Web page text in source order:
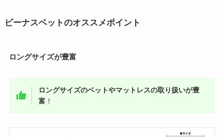
ビーナスベットのオススメポイント
ロングサイズが豊富
ロングサイズのベットやマットレスの取り扱いが豊
富 ！